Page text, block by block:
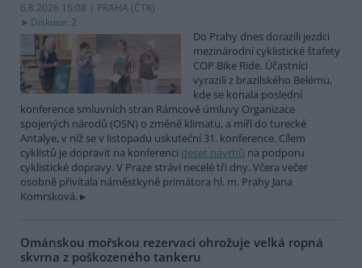
6.8.2026 15:08 | PRAHA (ČTK)
Diskuse: 2
Do Prahy dnes dorazili jezdci
mezinárodní cyklistické štafety
COP Bike Ride. Účastníci
vyrazili z brazilského Belému,
kde se konala poslední
konference smluvních stran Rámcové úmluvy Organizace
spojených národů (OSN) o změně klimatu, a míří do turecké
Antalye, v níž se v listopadu uskuteční 31. konference. Cílem
cyklistů je dopravit na konferenci deset návrhů na podporu
cyklistické dopravy. V Praze stráví necelé tři dny. Včera večer
osobně přivítala náměstkyně primátora hl. m. Prahy Jana
Komrsková.
Ománskou mořskou rezervaci ohrožuje velká ropná
skvrna z poškozeného tankeru